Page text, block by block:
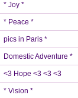
* Joy *
* Peace *
pics in Paris *
Domestic Adventure *
<3 Hope <3 <3 <3
* Vision *